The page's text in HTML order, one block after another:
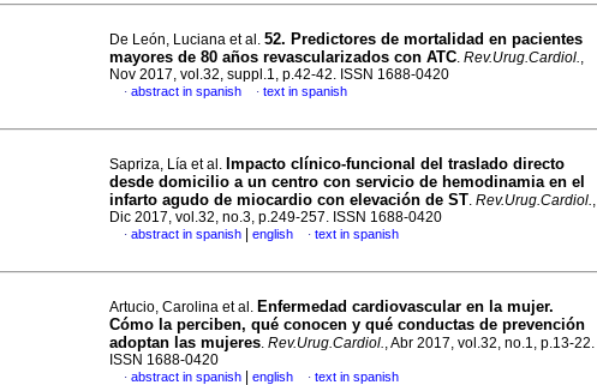
De León, Luciana et al. 52. Predictores de mortalidad en pacientes
mayores de 80 años revascularizados con ATC. Rev.Urug.Cardiol.,
Nov 2017, vol.32, suppl.1, p.42-42. ISSN 1688-0420
· abstract in spanish · text in spanish
Sapriza, Lía et al. Impacto clínico-funcional del traslado directo
desde domicilio a un centro con servicio de hemodinamia en el
infarto agudo de miocardio con elevación de ST. Rev.Urug.Cardiol.,
Dic 2017, vol.32, no.3, p.249-257. ISSN 1688-0420
· abstract in spanish english · text in spanish
Artucio, Carolina et al. Enfermedad cardiovascular en la mujer.
Cómo la perciben, qué conocen y qué conductas de prevención
adoptan las mujeres. Rev.Urug.Cardiol., Abr 2017, vol.32, no.1, p.13-22.
ISSN 1688-0420
· abstract in spanish english · text in spanish